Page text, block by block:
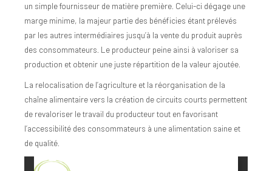
un simple fournisseur de matière première. Celui-ci dégage une
marge minime, la majeur partie des bénéficies étant prélevés
par les autres intermédiaires jusqu’à la vente du produit auprès
des consommateurs. Le producteur peine ainsi à valoriser sa
production et obtenir une juste répartition de la valeur ajoutée.
La relocalisation de l’agriculture et la réorganisation de la
chaîne alimentaire vers la création de circuits courts permettent
de revaloriser le travail du producteur tout en favorisant
l’accessibilité des consommateurs à une alimentation saine et
de qualité.